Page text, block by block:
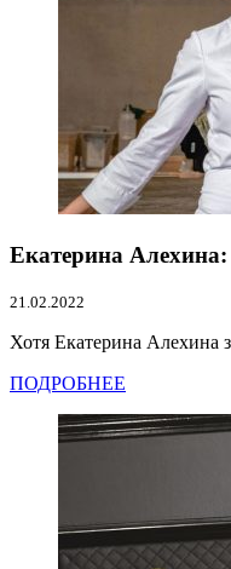
Екатерина Алехина:
21.02.2022
Хотя Екатерина Алехина
ПОДРОБНЕЕ